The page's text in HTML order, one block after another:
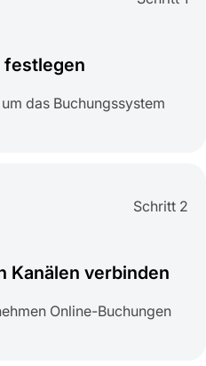
festlegen
das Buchungssystem
Schritt 2
Kanälen verbinden
Online-Buchungen